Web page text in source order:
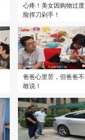
心疼！美女因购物过度
险挥刀剁手！
爸爸心里苦，但爸爸不
敢说！